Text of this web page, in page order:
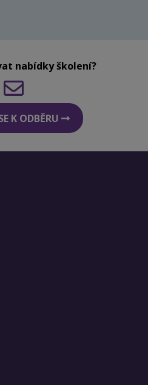
nabídky školení?
K ODBĚRU